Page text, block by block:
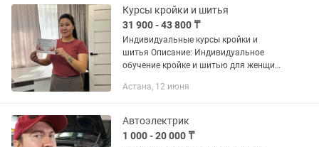
как проходят на...
Курсы кройки и шитья
31 900 - 43 800 ₸
Индивидуальные курсы кройки и
шитья Описание: Индивидуальное
обучение кройке и шитью для женщин
подстраивается под ваш уровень — от
Астана, 12 июня
Автоэлектрик
1 000 - 20 000 ₸